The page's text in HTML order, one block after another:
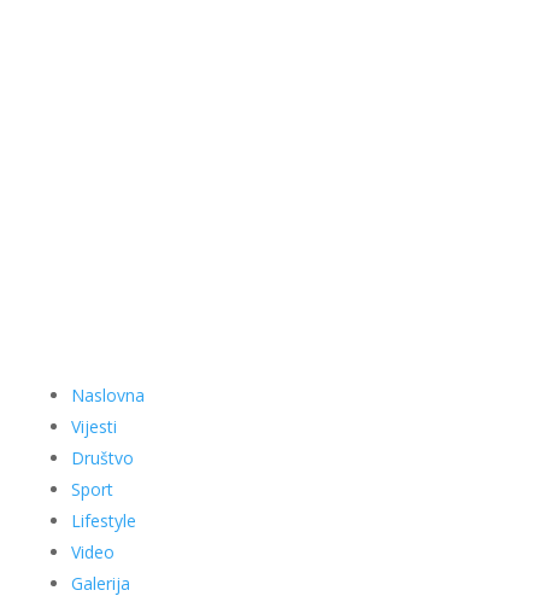
Naslovna
Vijesti
Društvo
Sport
Lifestyle
Video
Galerija